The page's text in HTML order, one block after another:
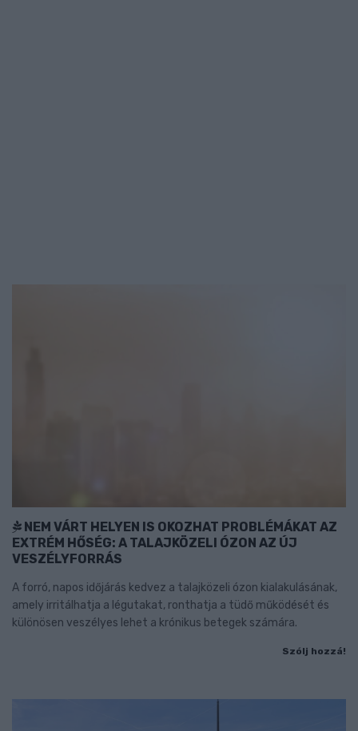
NEM VÁRT HELYEN IS OKOZHAT PROBLÉMÁKAT AZ
EXTRÉM HŐSÉG: A TALAJKÖZELI ÓZON AZ ÚJ
VESZÉLYFORRÁS
A forró, napos időjárás kedvez a talajközeli ózon kialakulásának,
amely irritálhatja a légutakat, ronthatja a tüdő működését és
különösen veszélyes lehet a krónikus betegek számára.
Szólj hozzá!